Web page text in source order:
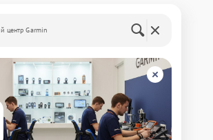
центр Garmin